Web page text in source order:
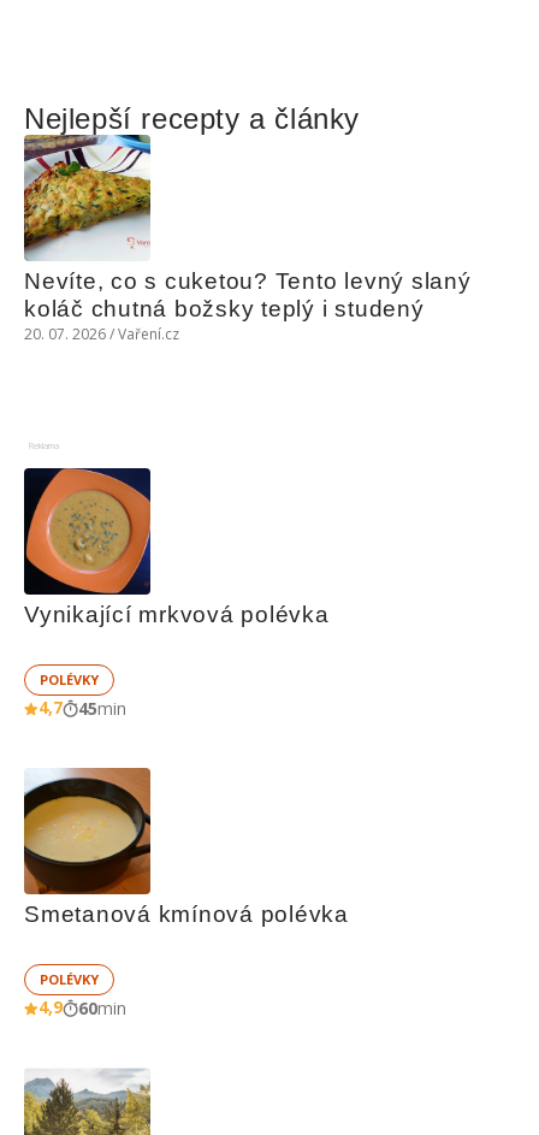
Nejlepší recepty a články
Nevíte, co s cuketou? Tento levný slaný
koláč chutná božsky teplý i studený
20. 07. 2026 / Vaření.cz
Reklama
Vynikající mrkvová polévka
POLÉVKY
4,7 45min
Smetanová kmínová polévka
POLÉVKY
4,9 60min